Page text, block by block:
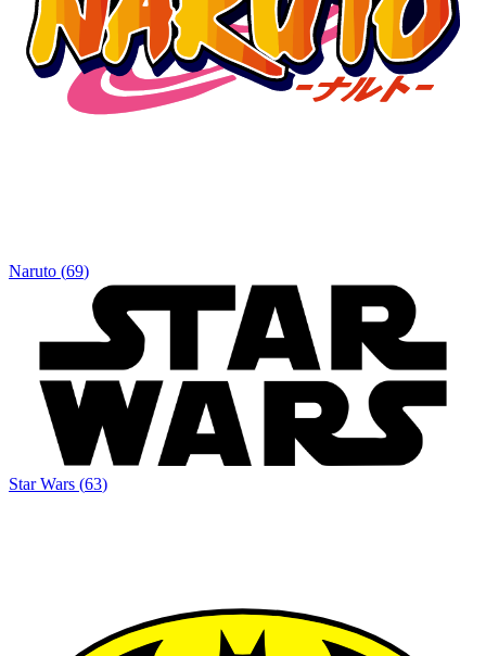
Naruto (69)
Star Wars (63)